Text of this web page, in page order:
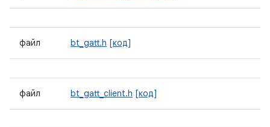
файл bt_gatt.h [код]
файл bt_gatt_client.h [код]